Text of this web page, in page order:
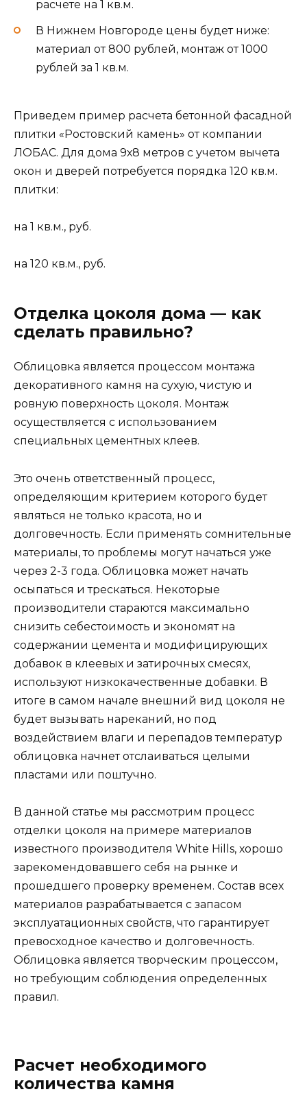
расчете на 1 кв.м.
В Нижнем Новгороде цены будет ниже:
материал от 800 рублей, монтаж от 1000
рублей за 1 кв.м.
Приведем пример расчета бетонной фасадной
плитки «Ростовский камень» от компании
ЛОБАС. Для дома 9х8 метров с учетом вычета
окон и дверей потребуется порядка 120 кв.м.
плитки:
на 1 кв.м., руб.
на 120 кв.м., руб.
Отделка цоколя дома — как
сделать правильно?
Облицовка является процессом монтажа
декоративного камня на сухую, чистую и
ровную поверхность цоколя. Монтаж
осуществляется с использованием
специальных цементных клеев.
Это очень ответственный процесс,
определяющим критерием которого будет
являться не только красота, но и
долговечность. Если применять сомнительные
материалы, то проблемы могут начаться уже
через 2-3 года. Облицовка может начать
осыпаться и трескаться. Некоторые
производители стараются максимально
снизить себестоимость и экономят на
содержании цемента и модифицирующих
добавок в клеевых и затирочных смесях,
используют низкокачественные добавки. В
итоге в самом начале внешний вид цоколя не
будет вызывать нареканий, но под
воздействием влаги и перепадов температур
облицовка начнет отслаиваться целыми
пластами или поштучно.
В данной статье мы рассмотрим процесс
отделки цоколя на примере материалов
известного производителя White Hills, хорошо
зарекомендовавшего себя на рынке и
прошедшего проверку временем. Состав всех
материалов разрабатывается с запасом
эксплуатационных свойств, что гарантирует
превосходное качество и долговечность.
Облицовка является творческим процессом,
но требующим соблюдения определенных
правил.
Расчет необходимого
количества камня